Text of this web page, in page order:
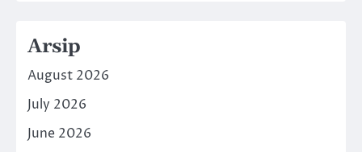
Arsip
August 2026
July 2026
June 2026